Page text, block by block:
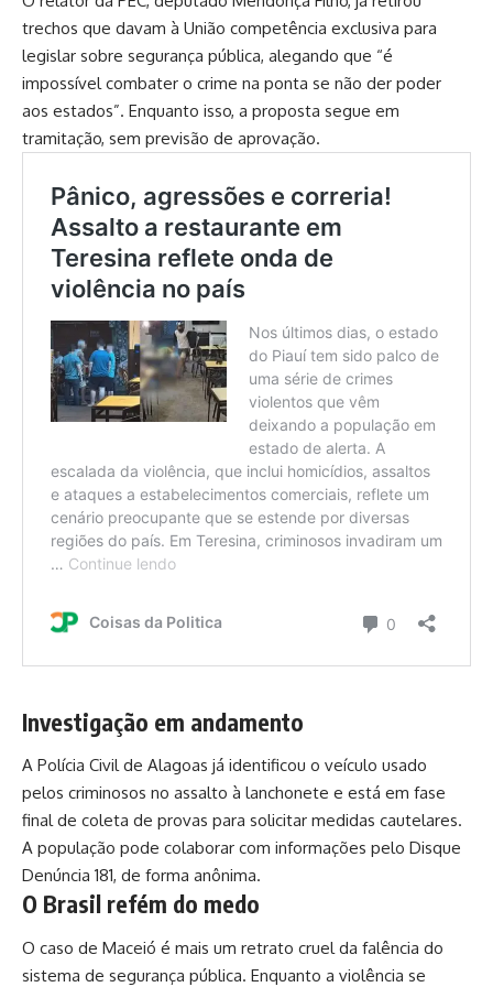
trechos que davam à União competência exclusiva para
legislar sobre segurança pública, alegando que “é
impossível combater o crime na ponta se não der poder
aos estados”. Enquanto isso, a proposta segue em
tramitação, sem previsão de aprovação.
Investigação em andamento
A Polícia Civil de Alagoas já identificou o veículo usado
pelos criminosos no assalto à lanchonete e está em fase
final de coleta de provas para solicitar medidas cautelares.
A população pode colaborar com informações pelo Disque
Denúncia 181, de forma anônima.
O Brasil refém do medo
O caso de Maceió é mais um retrato cruel da falência do
sistema de segurança pública. Enquanto a violência se